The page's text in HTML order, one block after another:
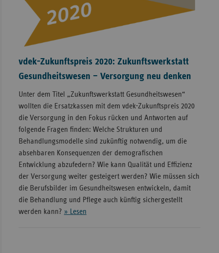
vdek-Zukunftspreis 2020: Zukunftswerkstatt
Gesundheitswesen – Versorgung neu denken
Unter dem Titel „Zukunftswerkstatt Gesundheitswesen“
wollten die Ersatzkassen mit dem vdek-Zukunftspreis 2020
die Versorgung in den Fokus rücken und Antworten auf
folgende Fragen finden: Welche Strukturen und
Behandlungsmodelle sind zukünftig notwendig, um die
absehbaren Konsequenzen der demografischen
Entwicklung abzufedern? Wie kann Qualität und Effizienz
der Versorgung weiter gesteigert werden? Wie müssen sich
die Berufsbilder im Gesundheitswesen entwickeln, damit
die Behandlung und Pflege auch künftig sichergestellt
werden kann? » Lesen